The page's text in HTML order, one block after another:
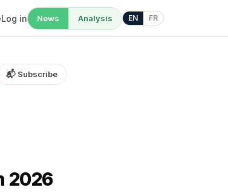
Log in News Analysis EN FR
📬 Subscribe
2026